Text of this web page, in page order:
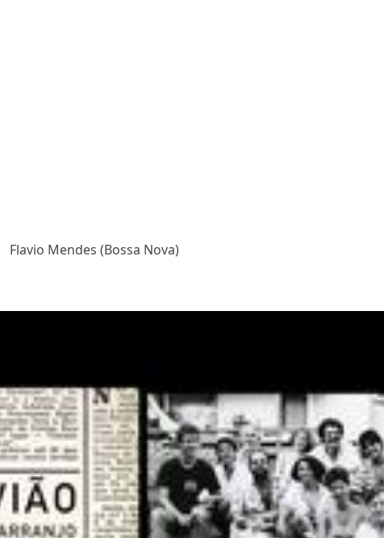
Flavio Mendes (Bossa Nova)